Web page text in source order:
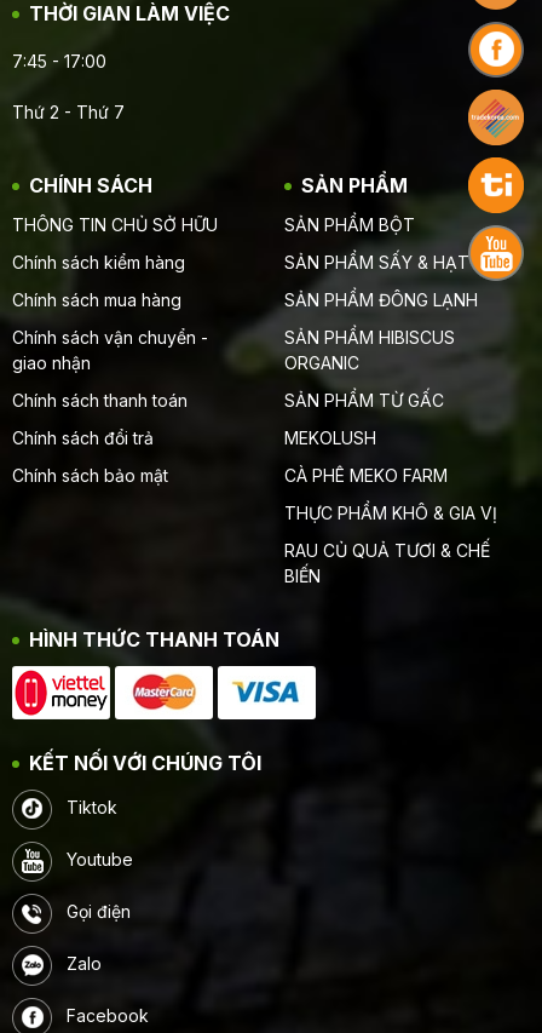
THỜI GIAN LÀM VIỆC
7:45 - 17:00
Thứ 2 - Thứ 7
CHÍNH SÁCH
THÔNG TIN CHỦ SỞ HỮU
Chính sách kiểm hàng
Chính sách mua hàng
Chính sách vận chuyển -
giao nhận
Chính sách thanh toán
Chính sách đổi trả
Chính sách bảo mật
SẢN PHẨM
SẢN PHẨM BỘT
SẢN PHẨM SẤY & HẠT
SẢN PHẨM ĐÔNG LẠNH
SẢN PHẨM HIBISCUS
ORGANIC
SẢN PHẨM TỪ GẤC
MEKOLUSH
CÀ PHÊ MEKO FARM
THỰC PHẨM KHÔ & GIA VỊ
RAU CỦ QUẢ TƯƠI & CHẾ
BIẾN
HÌNH THỨC THANH TOÁN
KẾT NỐI VỚI CHÚNG TÔI
Tiktok
Youtube
Gọi điện
Zalo
Facebook